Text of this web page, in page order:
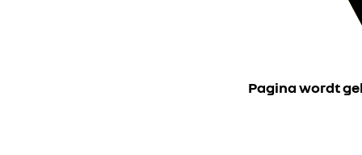
Pagina wordt